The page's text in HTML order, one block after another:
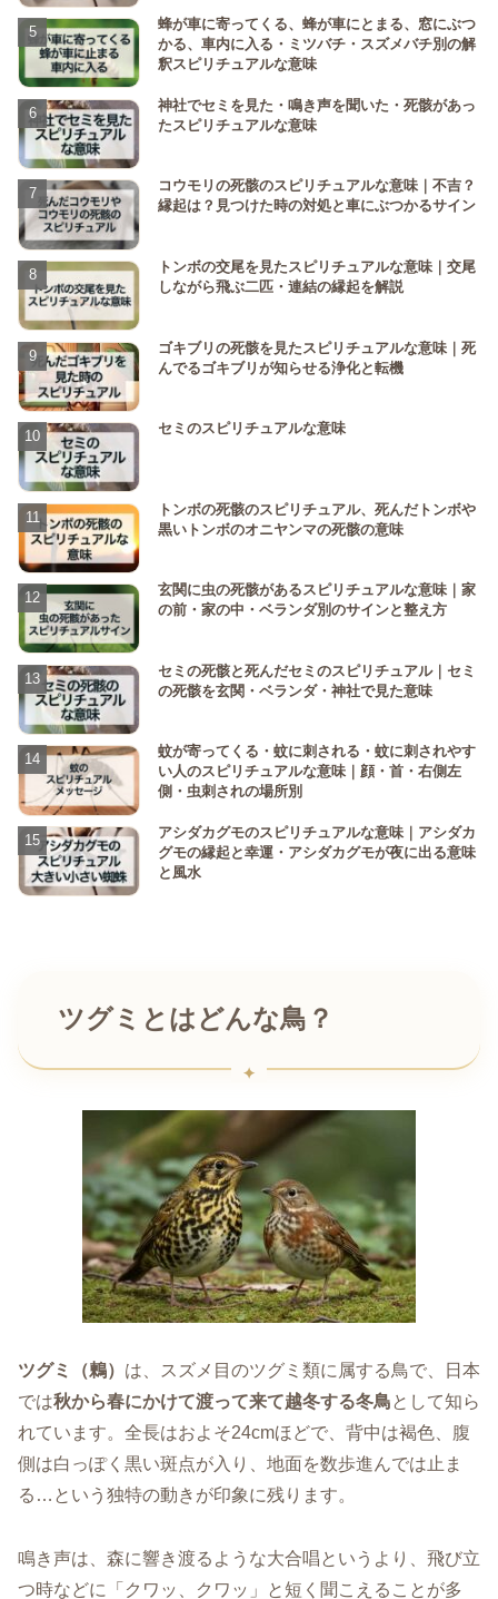
蜂が車に寄ってくる、蜂が車にとまる、窓にぶつ
かる、車内に入る・ミツバチ・スズメバチ別の解
釈スピリチュアルな意味
神社でセミを見た・鳴き声を聞いた・死骸があっ
たスピリチュアルな意味
コウモリの死骸のスピリチュアルな意味｜不吉？
縁起は？見つけた時の対処と車にぶつかるサイン
トンボの交尾を見たスピリチュアルな意味｜交尾
しながら飛ぶ二匹・連結の縁起を解説
ゴキブリの死骸を見たスピリチュアルな意味｜死
んでるゴキブリが知らせる浄化と転機
セミのスピリチュアルな意味
トンボの死骸のスピリチュアル、死んだトンボや
黒いトンボのオニヤンマの死骸の意味
玄関に虫の死骸があるスピリチュアルな意味｜家
の前・家の中・ベランダ別のサインと整え方
セミの死骸と死んだセミのスピリチュアル｜セミ
の死骸を玄関・ベランダ・神社で見た意味
蚊が寄ってくる・蚊に刺される・蚊に刺されやす
い人のスピリチュアルな意味｜顔・首・右側左
側・虫刺されの場所別
アシダカグモのスピリチュアルな意味｜アシダカ
グモの縁起と幸運・アシダカグモが夜に出る意味
と風水
ツグミとはどんな鳥？
ツグミ（鶫） は、スズメ目のツグミ類に属する鳥で、日本
では秋から春にかけて渡って来て越冬する冬鳥として知ら
れています。全長はおよそ24cmほどで、背中は褐色、腹
側は白っぽく黒い斑点が入り、地面を数歩進んでは止ま
る…という独特の動きが印象に残ります。
鳴き声は、森に響き渡るような大合唱というより、飛び立
つ時などに「クワッ、クワッ」と短く聞こえることが多